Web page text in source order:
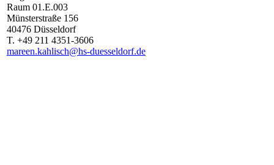
Raum 01.E.003
Münsterstraße 156
40476 Düsseldorf
T. +49 211 4351-3606
mareen.kahlisch@hs-duesseldorf.de